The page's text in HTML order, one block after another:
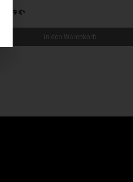
24,99 €*
In den Warenkorb